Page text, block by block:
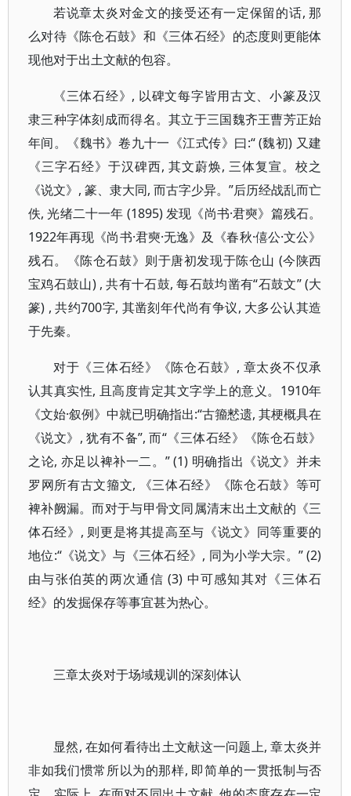
若说章太炎对金文的接受还有一定保留的话, 那
么对待《陈仓石鼓》和《三体石经》的态度则更能体
现他对于出土文献的包容。
《三体石经》, 以碑文每字皆用古文、小篆及汉
隶三种字体刻成而得名。其立于三国魏齐王曹芳正始
年间。《魏书》卷九十一《江式传》曰:“ (魏初) 又建
《三字石经》于汉碑西, 其文蔚焕, 三体复宣。校之
《说文》, 篆、隶大同, 而古字少异。”后历经战乱而亡
佚, 光绪二十一年 (1895) 发现《尚书·君奭》篇残石。
1922年再现《尚书·君奭·无逸》及《春秋·僖公·文公》
残石。《陈仓石鼓》则于唐初发现于陈仓山 (今陕西
宝鸡石鼓山) , 共有十石鼓, 每石鼓均凿有“石鼓文” (大
篆) , 共约700字, 其凿刻年代尚有争议, 大多公认其造
于先秦。
对于《三体石经》《陈仓石鼓》, 章太炎不仅承
认其真实性, 且高度肯定其文字学上的意义。1910年
《文始·叙例》中就已明确指出:“古籀慭遗, 其梗概具在
《说文》, 犹有不备”, 而“《三体石经》《陈仓石鼓》
之论, 亦足以裨补一二。” (1) 明确指出《说文》并未
罗网所有古文籀文, 《三体石经》《陈仓石鼓》等可
裨补阙漏。而对于与甲骨文同属清末出土文献的《三
体石经》, 则更是将其提高至与《说文》同等重要的
地位:“《说文》与《三体石经》, 同为小学大宗。” (2)
由与张伯英的两次通信 (3) 中可感知其对《三体石
经》的发掘保存等事宜甚为热心。
三章太炎对于场域规训的深刻体认
显然, 在如何看待出土文献这一问题上, 章太炎并
非如我们惯常所以为的那样, 即简单的一贯抵制与否